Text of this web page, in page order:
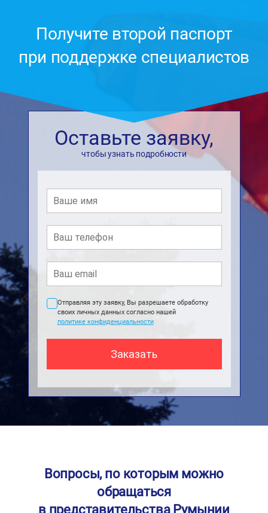
Получите второй паспорт
при поддержке специалистов
Оставьте заявку,
чтобы узнать подробности
Отправляя эту заявку, Вы разрешаете обработку
своих личных данных согласно нашей
политике конфиденциальности
Вопросы, по которым можно
обращаться
в представительства Румынии